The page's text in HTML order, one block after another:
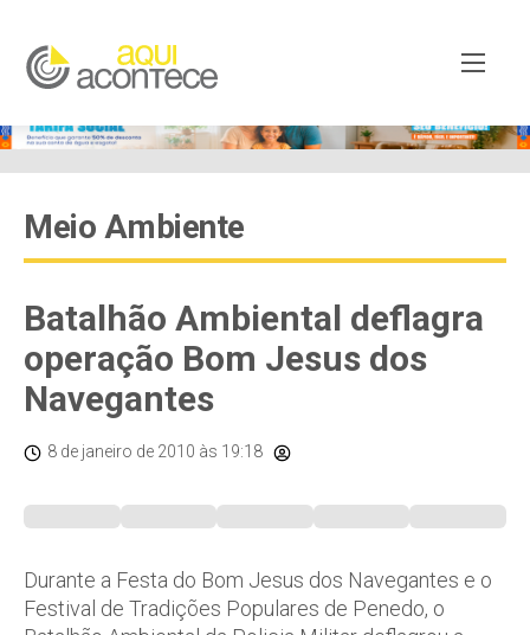
Meio Ambiente
Batalhão Ambiental deflagra
operação Bom Jesus dos
Navegantes
8 de janeiro de 2010 às 19:18
Durante a Festa do Bom Jesus dos Navegantes e o
Festival de Tradições Populares de Penedo, o